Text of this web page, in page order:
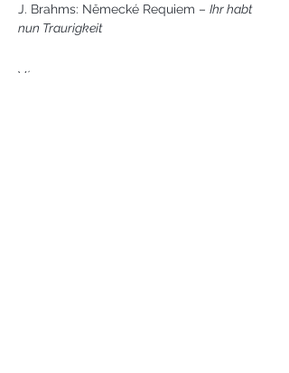
J. Brahms: Německé Requiem – Ihr habt
nun Traurigkeit
Více ...